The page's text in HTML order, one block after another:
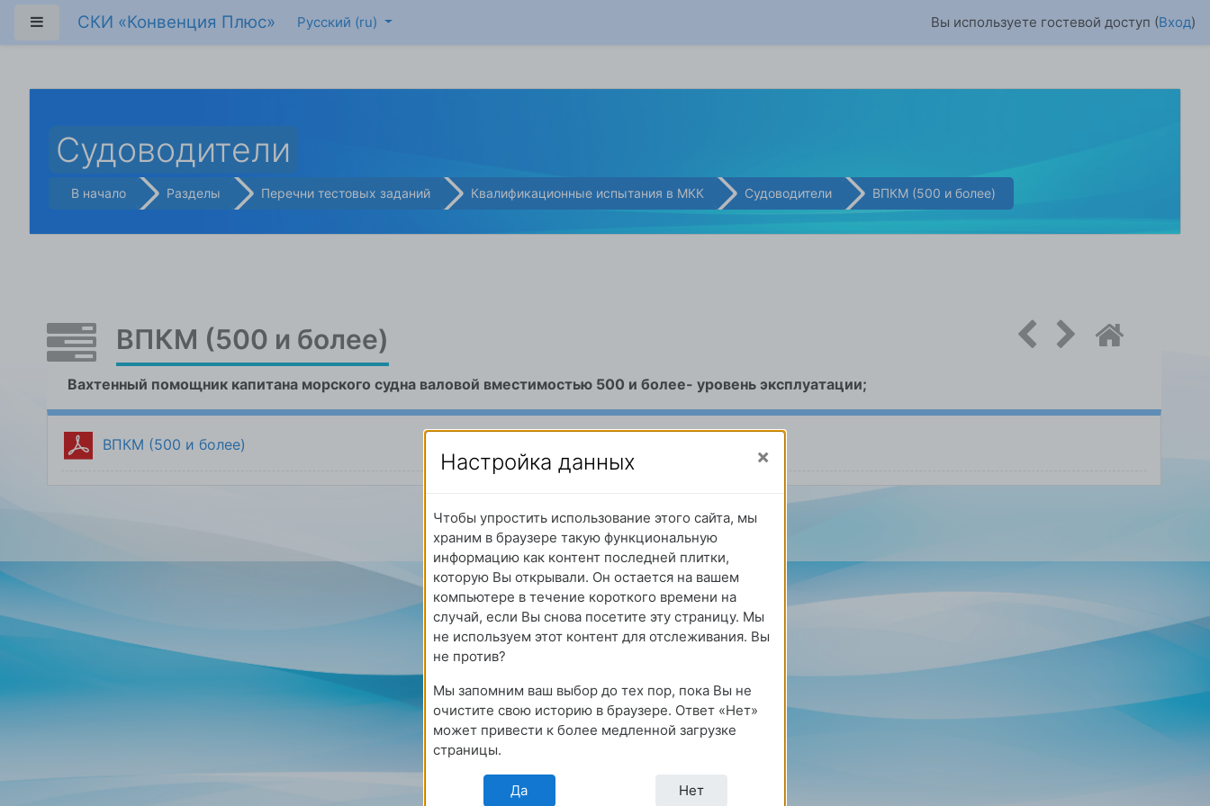
Боковая панель
СКИ «Конвенция Плюс» Русский ‎(ru)‎ Вы используете гостевой доступ (Вход)
Судоводители
В начало Разделы Перечни тестовых заданий Квалификационные испытания в МКК Судоводители ВПКМ (500 и более)
ВПКМ (500 и более)
Вахтенный помощник капитана морского судна валовой вместимостью 500 и более- уровень эксплуатации;
ВПКМ (500 и более)
Настройка данных
Чтобы упростить использование этого сайта, мы
храним в браузере такую функциональную
информацию как контент последней плитки,
которую Вы открывали. Он остается на вашем
компьютере в течение короткого времени на
случай, если Вы снова посетите эту страницу. Мы
не используем этот контент для отслеживания. Вы
не против?
Мы запомним ваш выбор до тех пор, пока Вы не
очистите свою историю в браузере. Ответ «Нет»
может привести к более медленной загрузке
страницы.